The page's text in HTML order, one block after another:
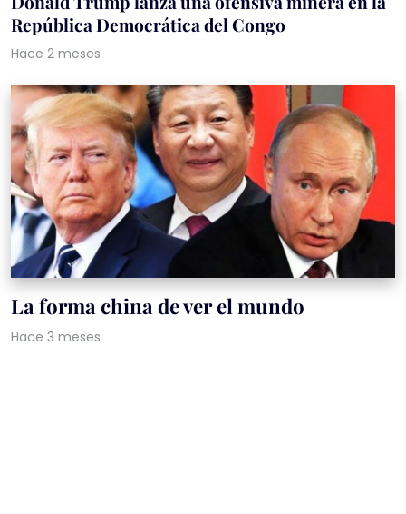
República Democrática del Congo
Hace 2 meses
La forma china de ver el mundo
Hace 3 meses